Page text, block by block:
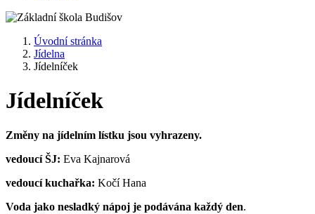
Úvodní stránka
Jídelna
Jídelníček
Jídelníček
Změny na jídelním lístku jsou vyhrazeny.
vedoucí ŠJ: Eva Kajnarová
vedoucí kuchařka: Kočí Hana
Voda jako nesladký nápoj je podávána každý den.